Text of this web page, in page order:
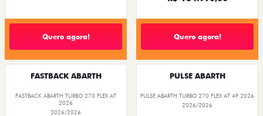
Quero agora! Quero agora!
FASTBACK ABARTH
FASTBACK ABARTH TURBO 270 FLEX AT
2026
2026/2026
PULSE ABARTH
PULSE ABARTH TURBO 270 FLEX AT 4P 2026
2026/2026